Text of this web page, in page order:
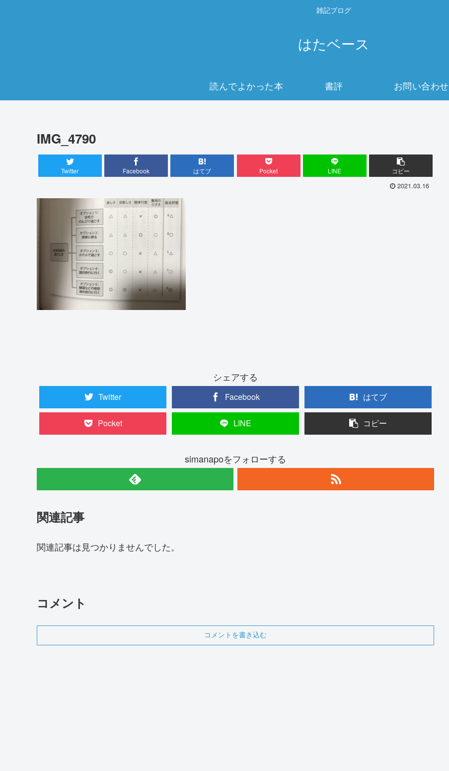
雑記ブログ
はたベース
読んでよかった本 書評 お問い合わせ
IMG_4790
Twitter Facebook はてブ Pocket LINE コピー
2021.03.16
シェアする
Twitter Facebook はてブ
Pocket LINE コピー
simanapoをフォローする
関連記事
関連記事は見つかりませんでした。
コメント
コメントを書き込む